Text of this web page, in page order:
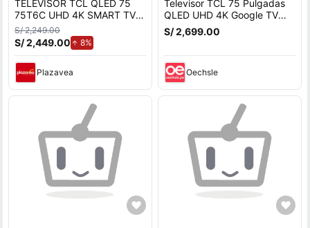
TELEVISOR TCL QLED 75
75T6C UHD 4K SMART TV
MAS ANTENA DIGITAL
S/ 2,249.00
S/ 2,449.00 8%
Plazavea
Televisor TCL 75 Pulgadas
QLED UHD 4K Google TV
75T6C + Antena Digital
S/ 2,699.00
Oechsle